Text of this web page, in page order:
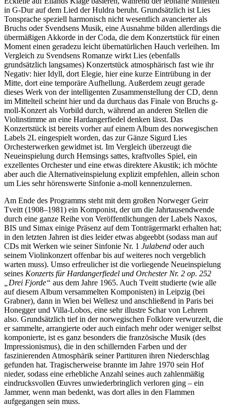
in G-Dur auf dem Lied der Huldra beruht. Grundsätzlich ist Lies
Tonsprache speziell harmonisch nicht wesentlich avancierter als
Bruchs oder Svendsens Musik, eine Ausnahme bilden allerdings die
übermäßigen Akkorde in der Coda, die dem Konzertstück für einen
Moment einen geradezu leicht übernatürlichen Hauch verleihen. Im
Vergleich zu Svendsens Romanze wirkt Lies (ebenfalls
grundsätzlich langsames) Konzertstück atmosphärisch fast wie ihr
Negativ: hier Idyll, dort Elegie, hier eine kurze Eintrübung in der
Mitte, dort eine temporäre Aufhellung. Außerdem zeugt gerade
dieses Werk von der intelligenten Zusammenstellung der CD, denn
im Mittelteil scheint hier und da durchaus das Finale von Bruchs g-
moll-Konzert als Vorbild durch, während an anderen Stellen die
Violinstimme an eine Hardangerfiedel denken lässt. Das
Konzertstück ist bereits vorher auf einem Album des norwegischen
Labels 2L eingespielt worden, das zur Gänze Sigurd Lies
Orchesterwerken gewidmet ist. Im Vergleich überzeugt die
Neueinspielung durch Hemsings sattes, kraftvolles Spiel, ein
exzellentes Orchester und eine etwas direktere Akustik; ich möchte
aber auch die Alternativeinspielung explizit empfehlen, allein schon
um Lies sehr hörenswerte Sinfonie a-moll kennenzulernen.
Am Ende des Programms steht mit dem großen Norweger Geirr
Tveitt (1908–1981) ein Komponist, der um die Jahrtausendwende
durch eine ganze Reihe von Veröffentlichungen der Labels Naxos,
BIS und Simax einige Präsenz auf dem Tonträgermarkt erhalten hat;
in den letzten Jahren ist dies leider etwas abgeebbt (sodass man auf
CDs mit Werken wie seiner Sinfonie Nr. 1 Julabend oder auch
seinem Violinkonzert offenbar bis auf weiteres noch vergeblich
warten muss). Umso erfreulicher ist die vorliegende Neueinspielung
seines Konzerts für Hardangerfiedel und Orchester Nr. 2 op. 252
„Drei Fjorde“ aus dem Jahre 1965. Auch Tveitt studierte (wie alle
auf diesem Album versammelten Komponisten) in Leipzig (bei
Grabner), dann in Wien bei Wellesz und anschließend in Paris bei
Honegger und Villa-Lobos, eine sehr illustre Schar von Lehrern
also. Grundsätzlich tief in der norwegischen Folklore verwurzelt, die
er sammelte, arrangierte oder auch einfach mehr oder weniger selbst
komponierte, ist es ganz besonders die französische Musik (des
Impressionismus), die in den schillernden Farben und der
faszinierenden Atmosphärik seiner Partituren ihren Niederschlag
gefunden hat. Tragischerweise brannte im Jahre 1970 sein Hof
nieder, sodass eine erhebliche Anzahl seines auch zahlenmäßig
eindrucksvollen Œuvres unwiederbringlich verloren ging – ein
Jammer, wenn man bedenkt, was dort alles in den Flammen
aufgegangen sein muss.